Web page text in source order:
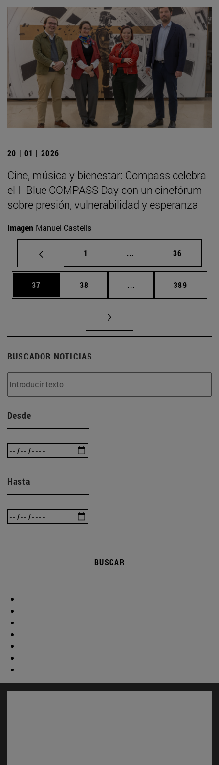
20 | 01 | 2026
Cine, música y bienestar: Compass celebra
el II Blue COMPASS Day con un cinefórum
sobre presión, vulnerabilidad y esperanza
Imagen Manuel Castells
Página
1 ... Páginas intermedias
Página
36
Página
37 Página
38 ... Páginas intermedias
Página
389
BUSCADOR NOTICIAS
Desde
Hasta
BUSCAR